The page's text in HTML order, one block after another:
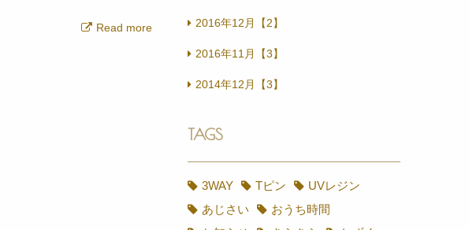
Read more
2014年12月【3】
3WAY Tピン
UVレジン